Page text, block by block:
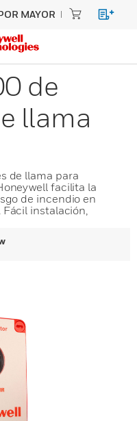
MAYOR
de
llama
de llama para
facilita la
de incendio en
instalación,